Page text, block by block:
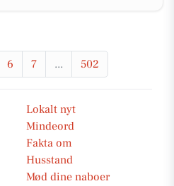
6 7 ... 502
Lokalt nyt
Mindeord
Fakta om
Husstand
Mød dine naboer